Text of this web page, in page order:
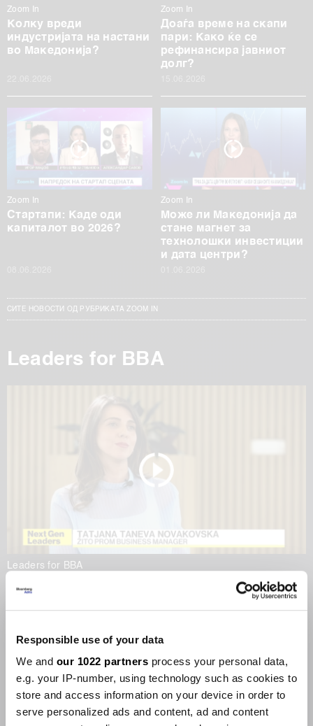
Responsible use of your data
We and our 1022 partners process your personal data,
e.g. your IP-number, using technology such as cookies to
store and access information on your device in order to
serve personalized ads and content, ad and content
Zoom In
Колку вреди
индустријата на настани
во Македонија?
Zoom In
Доаѓа време на скапи
пари: Како ќе се
рефинансира јавниот
долг?
Zoom In
Стартапи: Каде оди
капиталот во 2026?
Zoom In
Може ли Македонија да
стане магнет за
технолошки инвестиции
и дата центри?
СИТЕ НОВОСТИ ОД РУБРИКАТА ZOOM IN
Leaders for BBA
Leaders for BBA
Храна меѓу локалното и